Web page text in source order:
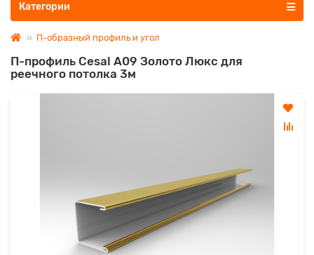
Категории
П-образный профиль и угол
П-профиль Cesal А09 Золото Люкс для
реечного потолка 3м